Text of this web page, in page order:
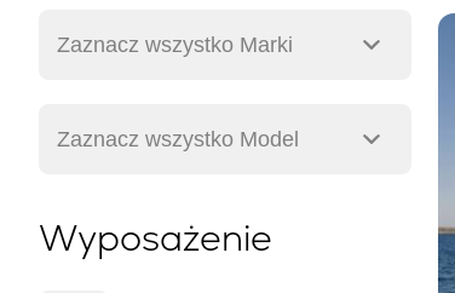
Wyposażenie
Partnerzy
Pytania
Łodzie Motorowe